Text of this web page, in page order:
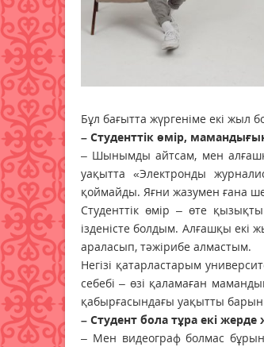
Бұл бағытта жүргеніме екі жыл
– Студенттік өмір,
– Шынымды айтсам, мен
уақытта «Электронды
қоймайды. Яғни жазумен ғана
Студенттік өмір – өте
ізденісте болдым. Алғашқы екі
араласып, тәжірибе алмастым.
Негізі қатарластарым
себебі – өзі қаламаған
қабырғасындағы уақытты
– Студент бола тұра екі
– Мен видеограф болмас